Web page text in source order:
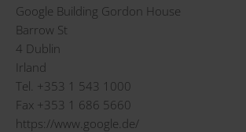
Google Building Gordon House
Barrow St
4 Dublin
Irland
Tel. +353 1 543 1000
Fax +353 1 686 5660
https://www.google.de/